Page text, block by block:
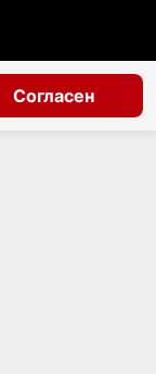
Согласен